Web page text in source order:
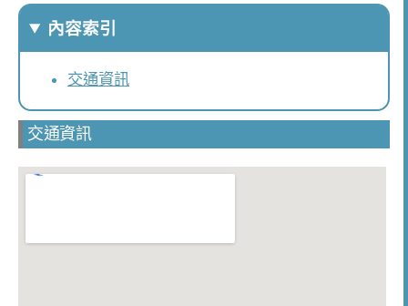
內容索引
交通資訊
交通資訊